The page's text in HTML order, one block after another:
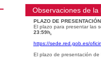
Observaciones de la
PLAZO DE
El plazo para presentar las
23:59h.
https://sede.red.gob.es/
El plazo de presentación